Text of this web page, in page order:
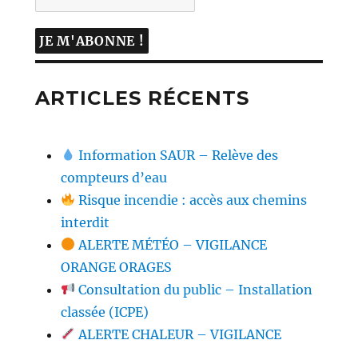
ARTICLES RÉCENTS
Information SAUR – Relève des
compteurs d’eau
Risque incendie : accès aux chemins
interdit
ALERTE MÉTÉO – VIGILANCE
ORANGE ORAGES
Consultation du public – Installation
classée (ICPE)
ALERTE CHALEUR – VIGILANCE